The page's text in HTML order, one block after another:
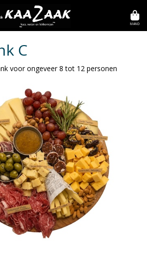
MAND
C
voor ongeveer 8 tot 12 personen